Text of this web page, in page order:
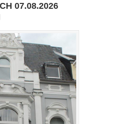
07.08.2026 G